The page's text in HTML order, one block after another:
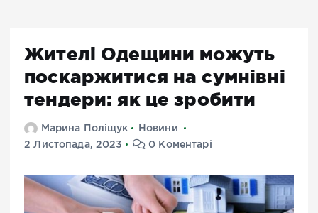
Жителі Одещини можуть
поскаржитися на сумнівні
тендери: як це зробити
Марина Поліщук
Новини
2 Листопада, 2023
0 Коментарі